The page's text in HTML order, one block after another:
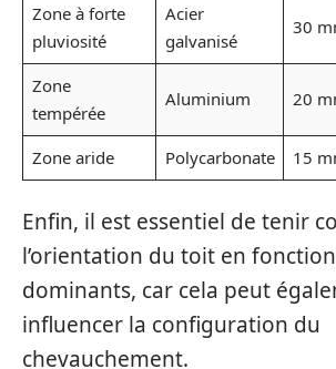
Zone à forte
pluviosité
Acier
galvanisé
30
Zone
tempérée
Aluminium 20
Zone aride Polycarbonate 15
Enfin, il est essentiel de tenir
l’orientation du toit en
dominants, car cela peut
influencer la configuration du
chevauchement.